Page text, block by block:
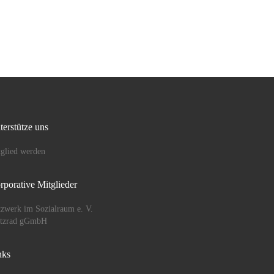
uns
werden
Mitglieder
im Sozialraum e. V.
gGmbH